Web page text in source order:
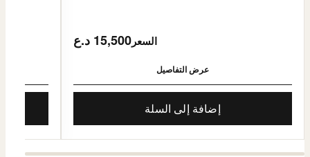
السعر15,500 د.ع
عرض التفاصيل
إضافة إلى السلة